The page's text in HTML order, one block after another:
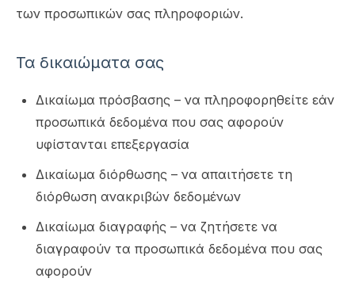
των προσωπικών σας πληροφοριών.
Τα δικαιώματα σας
Δικαίωμα πρόσβασης – να πληροφορηθείτε εάν
προσωπικά δεδομένα που σας αφορούν
υφίστανται επεξεργασία
Δικαίωμα διόρθωσης – να απαιτήσετε τη
διόρθωση ανακριβών δεδομένων
Δικαίωμα διαγραφής – να ζητήσετε να
διαγραφούν τα προσωπικά δεδομένα που σας
αφορούν